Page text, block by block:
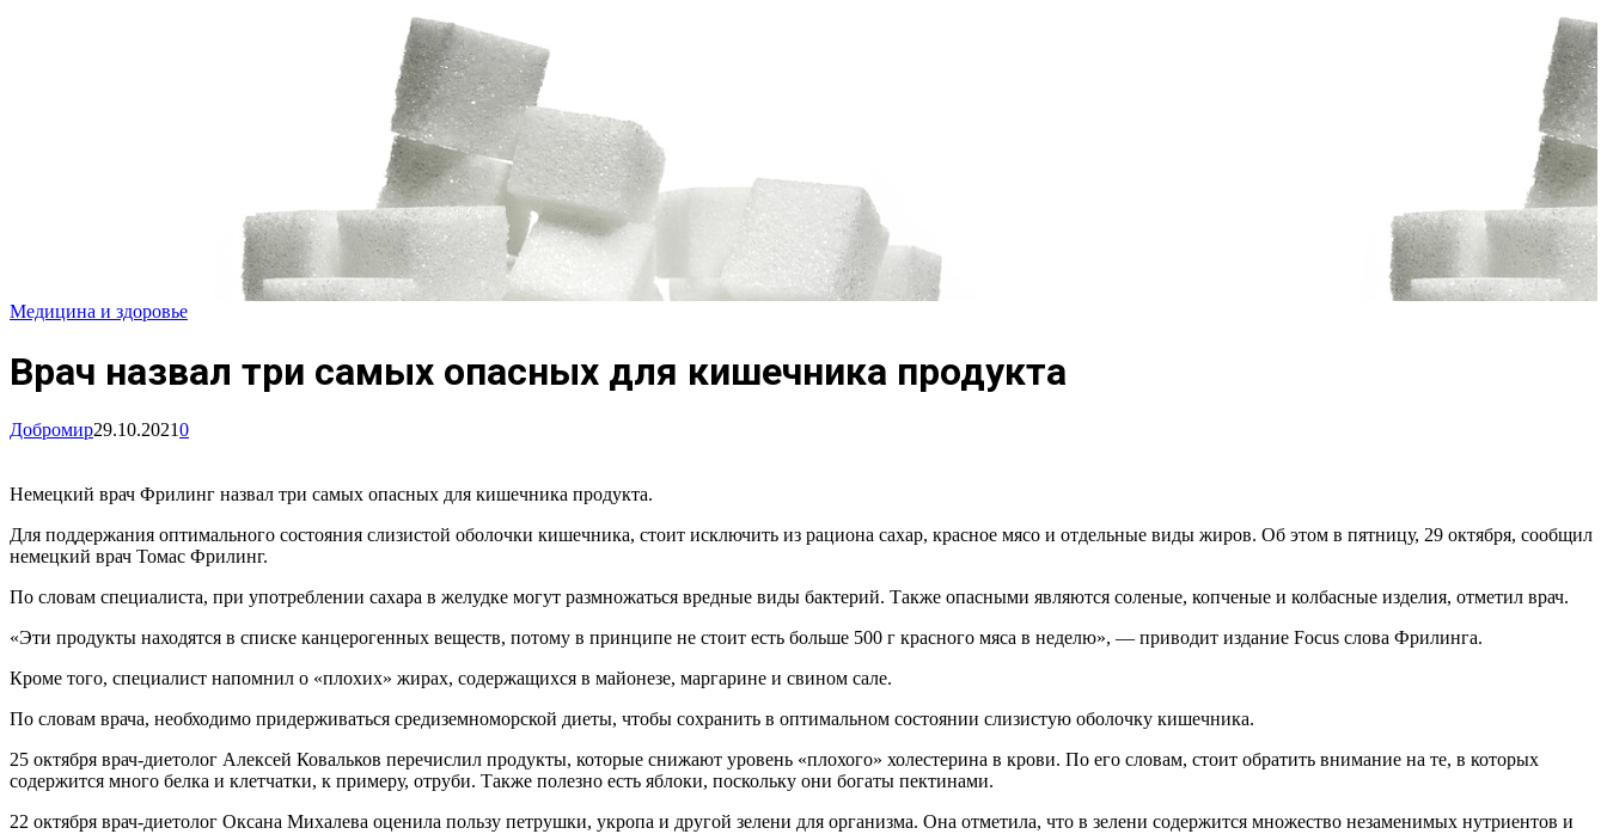
Медицина и здоровье
Врач назвал три самых опасных для кишечника продукта
Добромир29.10.20210
Немецкий врач Фрилинг назвал три самых опасных для кишечника продукта.
Для поддержания оптимального состояния слизистой оболочки кишечника, стоит исключить из рациона сахар, красное мясо и отдельные виды жиров. Об этом в пятницу, 29 октября, сообщил
немецкий врач Томас Фрилинг.
По словам специалиста, при употреблении сахара в желудке могут размножаться вредные виды бактерий. Также опасными являются соленые, копченые и колбасные изделия, отметил врач.
«Эти продукты находятся в списке канцерогенных веществ, потому в принципе не стоит есть больше 500 г красного мяса в неделю», — приводит издание Focus слова Фрилинга.
Кроме того, специалист напомнил о «плохих» жирах, содержащихся в майонезе, маргарине и свином сале.
По словам врача, необходимо придерживаться средиземноморской диеты, чтобы сохранить в оптимальном состоянии слизистую оболочку кишечника.
25 октября врач-диетолог Алексей Ковальков перечислил продукты, которые снижают уровень «плохого» холестерина в крови. По его словам, стоит обратить внимание на те, в которых
содержится много белка и клетчатки, к примеру, отруби. Также полезно есть яблоки, поскольку они богаты пектинами.
22 октября врач-диетолог Оксана Михалева оценила пользу петрушки, укропа и другой зелени для организма. Она отметила, что в зелени содержится множество незаменимых нутриентов и